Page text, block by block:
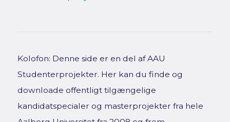
Kolofon: Denne side er en del af AAU
Studenterprojekter. Her kan du finde og
downloade offentligt tilgængelige
kandidatspecialer og masterprojekter fra hele